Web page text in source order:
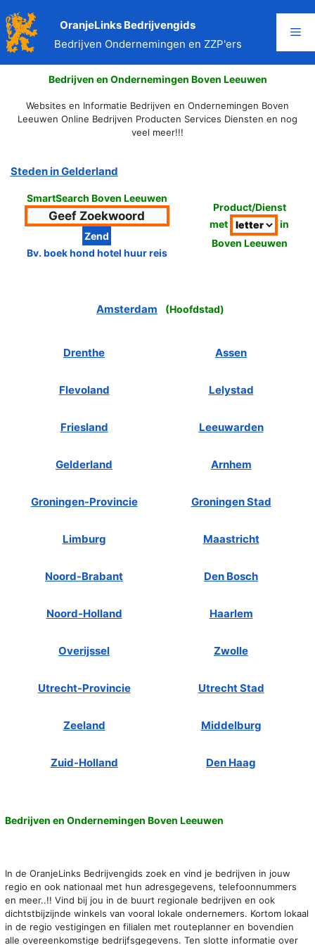
naar
de
inhoud
OranjeLinks Bedrijvengids
Bedrijven Ondernemingen en ZZP'ers
Bedrijven en Ondernemingen Boven Leeuwen
Websites en Informatie Bedrijven en Ondernemingen Boven
Leeuwen Online Bedrijven Producten Services Diensten en nog
veel meer!!!
Steden in Gelderland
SmartSearch Boven Leeuwen
Bv. boek hond hotel huur reis
Product/Dienst
met
in
Boven Leeuwen
Amsterdam (Hoofdstad)
Drenthe Assen
Flevoland Lelystad
Friesland Leeuwarden
Gelderland Arnhem
Groningen-Provincie Groningen Stad
Limburg Maastricht
Noord-Brabant Den Bosch
Noord-Holland Haarlem
Overijssel Zwolle
Utrecht-Provincie Utrecht Stad
Zeeland Middelburg
Zuid-Holland Den Haag
Bedrijven en Ondernemingen Boven Leeuwen
In de OranjeLinks Bedrijvengids zoek en vind je bedrijven in jouw
regio en ook nationaal met hun adresgegevens, telefoonnummers
en meer..!! Vind bij jou in de buurt regionale bedrijven en ook
dichtstbijzijnde winkels van vooral lokale ondernemers. Kortom lokaal
in de regio vestigingen en filialen met routeplanner en bovendien
alle overeenkomstige bedrijfsgegevens. Ten slotte informatie over